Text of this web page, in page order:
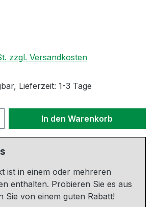
zzgl. Versandkosten
Lieferzeit: 1-3 Tage
Gib den
In den Warenkorb
ist in einem oder mehreren
enthalten. Probieren Sie es aus
Sie von einem guten Rabatt!